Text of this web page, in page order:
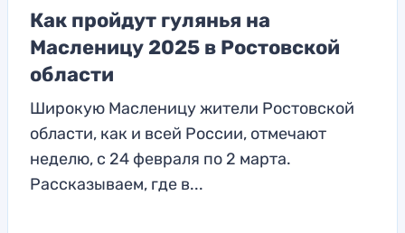
Как пройдут гулянья на
Масленицу 2025 в Ростовской
области
Широкую Масленицу жители Ростовской
области, как и всей России, отмечают
неделю, с 24 февраля по 2 марта.
Рассказываем, где в...